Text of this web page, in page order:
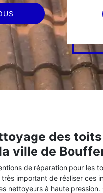
des
ville de
de réparation pour les
important de réaliser ces
nettoyeurs à haute